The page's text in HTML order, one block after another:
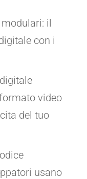
il
con i
video
del tuo
usano